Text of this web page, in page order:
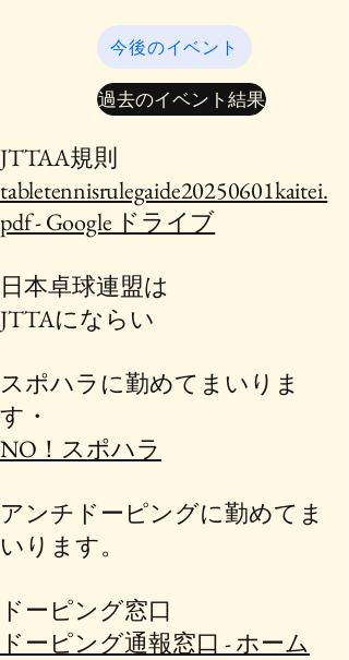
今後のイベント
過去のイベント結果
​JTTAA規則
tabletennisrulegaide20250601kaitei.
pdf - Google ドライブ
日本卓球連盟は
JTTAにならい
スポハラに勤めてまいりま
す・
NO！スポハラ
アンチドーピングに勤めてま
いります。
ドーピング窓口
ドーピング通報窓口 - ホーム